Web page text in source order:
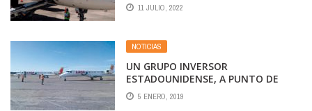
11 JULIO, 2022
NOTICIAS
UN GRUPO INVERSOR
ESTADOUNIDENSE, A PUNTO DE
CERRAR LA COMPRA DE LA AÉREA
NEUQUINA LASA
5 ENERO, 2019